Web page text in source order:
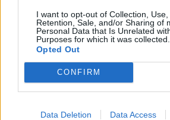
I want to opt-out of Collection, Use,
Retention, Sale, and/or Sharing of
Personal Data that Is Unrelated
Purposes for which it was collected.
Opted Out
CONFIRM
Data Deletion Data Access
Nuo lapkričio 1-osios
medicinos pagalbos (SMP)
lengvesnės būklės
galės apžiūrėti ir gydyti
praktikos slaugytojai,
apsaugos ministerija (SAM).